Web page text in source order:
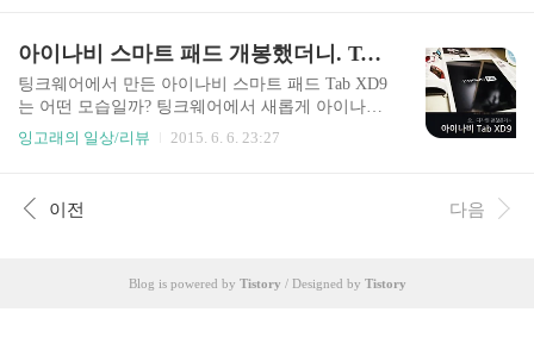
싶습니다. 부팅해서 마이크 연결하고 뭐 그런 일련
의 작업들 안 해도 되니깐요. 어떻..
드로이드 어느 것 하나 포기하기 어려워 고민이 되
는 사용자에게 하나의 대안이 되지 않을까 싶습니
다. 탭 XD9에서 듀얼 부팅을 사용하는 방법은 간단
합니다. 전원을 켜고 조금만 기다리면 원하는 OS의
아이콘을 선택하면 됩니다. 이후로 선택한 OS의 부
귀찮다면 듀얼부팅 메뉴를 건너 뛰게 할 수 있도록
한 점은 꼼꼼하군요. ^^ 듀얼부팅 어떻게 하는 ..
아이나비 스마트 패드 개봉했더니. Tab XD9
팅크웨어에서 만든 아이나비 스마트 패드 Tab XD9
는 어떤 모습일까? 팅크웨어에서 새롭게 아이나비
탭 XD9란 제품을 6월 내놓을 예정입니다. 고맙게
재퓸아 많이들 나오고 있는 요즘, 아이나비 패드는
어떤 모습인지 개봉기와 스펙과 디자인 부분을 살
요? 내비게이션? 블랙박스? 이 2가지가 주로 떠오
잉고래의 일상/리뷰 2015. 6. 6. 23:27
이전 다음
Blog is powered by Tistory / Designed by Tistory